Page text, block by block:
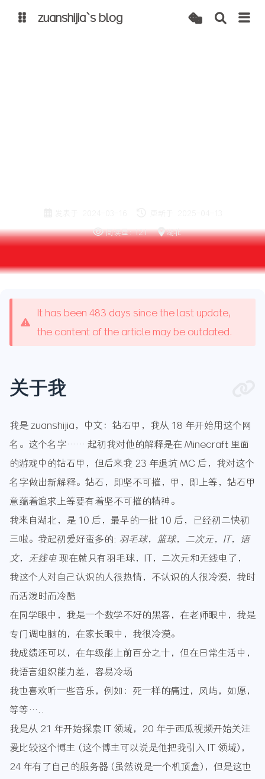
zuanshijia`s blog
阅读量: 121 湖北
It has been 483 days since the last update,
the content of the article may be outdated.
关于我
我是 zuanshijia，中文：钻石甲，我从 18 年开始用这个网
名。这个名字…… 起初我对他的解释是在 Minecraft 里面
的游戏中的钻石甲，但后来我 23 年退坑 MC 后，我对这个
名字做出新解释。钻石，即坚不可摧，甲，即上等，钻石甲
意蕴着追求上等要有着坚不可摧的精神。
我来自湖北，是 10 后，最早的一批 10 后，已经初二快初
三啦。我起初爱好蛮多的: 羽毛球，篮球，二次元，IT，语
文，无线电 现在就只有羽毛球，IT，二次元和无线电了，
我这个人对自己认识的人很热情，不认识的人很冷漠，我时
而活泼时而冷酷
在同学眼中，我是一个数学不好的黑客，在老师眼中，我是
专门调电脑的，在家长眼中，我很冷漠。
我成绩还可以，在年级能上前百分之十，但在日常生活中，
我语言组织能力差，容易冷场
我也喜欢听一些音乐，例如：死一样的痛过，风屿，如愿，
等等…..
我是从 21 年开始探索 IT 领域，20 年于西瓜视频开始关注
爱比较这个博主 (这个博主可以说是他把我引入 IT 领域)，
24 年有了自己的服务器 (虽然说是一个机顶盒)，但是这也